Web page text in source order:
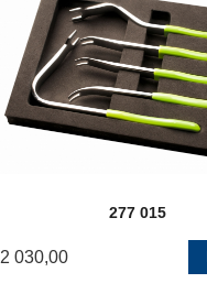
277 015
2 030,00